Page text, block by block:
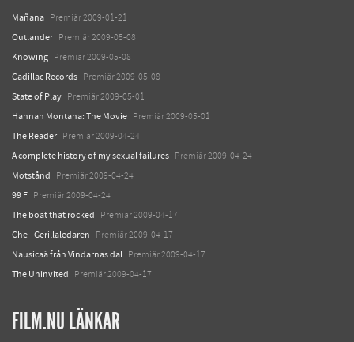
Mañana Premiär 2009-01-21
Outlander Premiär 2009-05-08
Knowing Premiär 2009-05-08
Cadillac Records Premiär 2009-05-08
State of Play Premiär 2009-05-01
Hannah Montana: The Movie Premiär 2009-05-01
The Reader Premiär 2009-04-24
A complete history of my sexual failures Premiär 2009-04-24
Motstånd Premiär 2009-04-24
99 F Premiär 2009-04-24
The boat that rocked Premiär 2009-04-17
Che - Gerillaledaren Premiär 2009-04-17
Nausicaä från Vindarnas dal Premiär 2009-04-17
The Uninvited Premiär 2009-04-17
FILM.NU LÄNKAR